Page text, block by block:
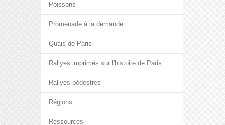
Poissons
Promenade à la demande
Quais de Paris
Rallyes imprimés sur l'histoire de Paris
Rallyes pédestres
Régions
Ressources